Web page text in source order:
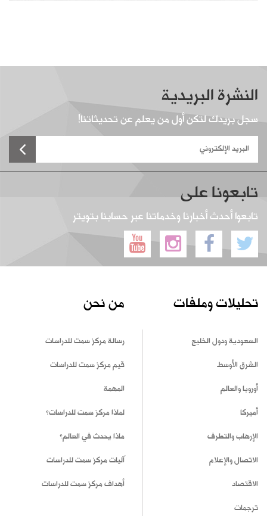
النشرة البريدية
سجل بريدك لتكن أول من يعلم عن تحديثاتنا!
تابعونا على
تابعوا أحدث أخبارنا وخدماتنا عبر حسابنا بتويتر
تحليلات وملفات
السعودية ودول الخليج
الشرق الأوسط
أوروبا والعالم
أميركا
الإرهاب والتطرف
الاتصال والإعلام
الاقتصاد
ترجمات
من نحن
رسالة مركز سمت للدراسات
قيم مركز سمت للدراسات
المهمة
لماذا مركز سمت للدراسات؟
ماذا يحدث في العالم؟
آليات مركز سمت للدراسات
أهداف مركز سمت للدراسات